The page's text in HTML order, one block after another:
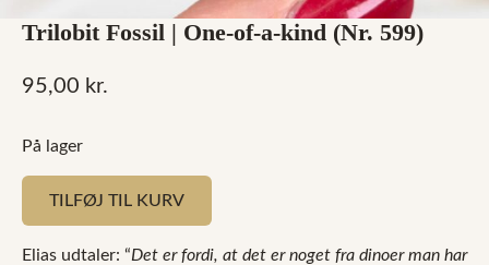
Trilobit Fossil | One-of-a-kind (Nr. 599)
95,00 kr.
På lager
TILFØJ TIL KURV
Elias udtaler: “Det er fordi, at det er noget fra dinoer man har